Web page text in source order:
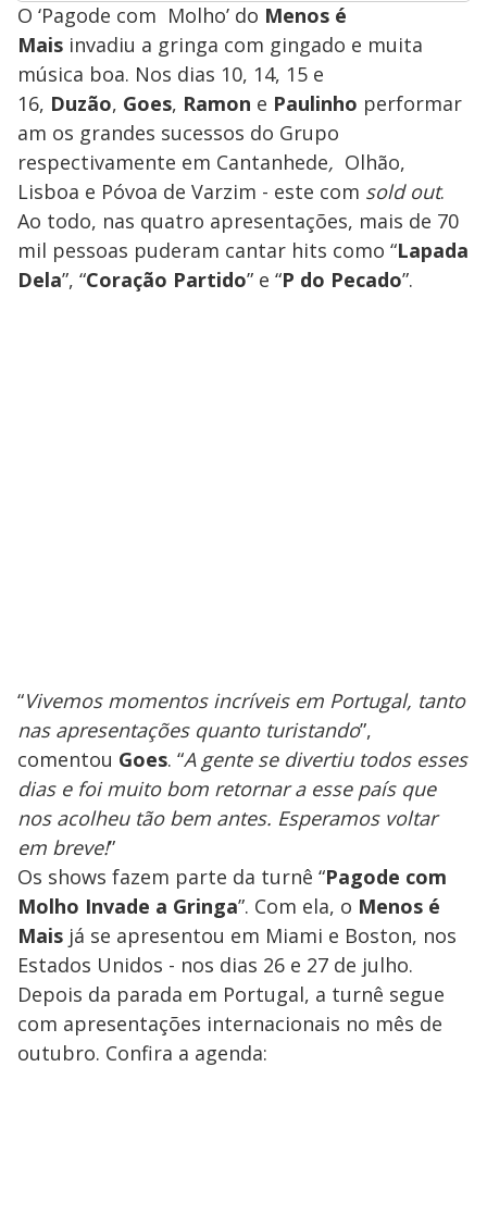
O ‘Pagode com Molho’ do Menos é
Mais invadiu a gringa com gingado e muita
música boa. Nos dias 10, 14, 15 e
16, Duzão, Goes, Ramon e Paulinho performar
am os grandes sucessos do Grupo
respectivamente em Cantanhede, Olhão,
Lisboa e Póvoa de Varzim - este com sold out.
Ao todo, nas quatro apresentações, mais de 70
mil pessoas puderam cantar hits como “Lapada
Dela”, “Coração Partido” e “P do Pecado”.
“Vivemos momentos incríveis em Portugal, tanto
nas apresentações quanto turistando”,
comentou Goes. “A gente se divertiu todos esses
dias e foi muito bom retornar a esse país que
nos acolheu tão bem antes. Esperamos voltar
em breve!”
Os shows fazem parte da turnê “Pagode com
Molho Invade a Gringa”. Com ela, o Menos é
Mais já se apresentou em Miami e Boston, nos
Estados Unidos - nos dias 26 e 27 de julho.
Depois da parada em Portugal, a turnê segue
com apresentações internacionais no mês de
outubro. Confira a agenda: